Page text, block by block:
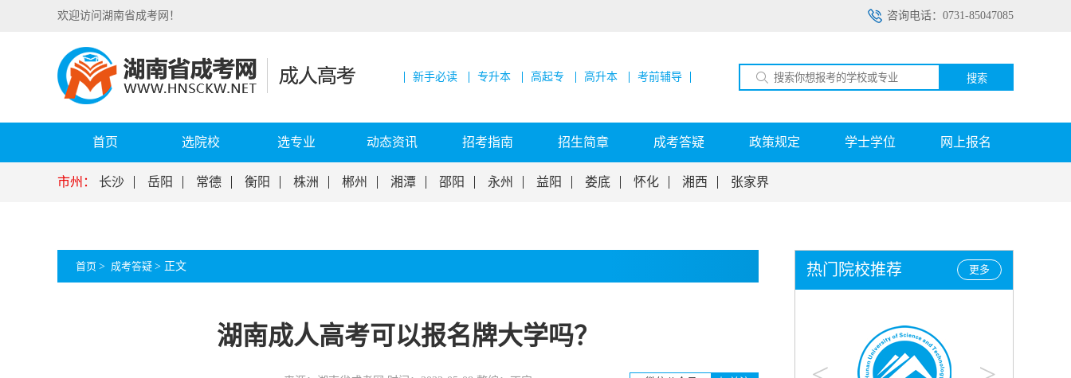
咨询电话：0731-85047085
欢迎访问湖南省成考网！
新手必读 专升本 高起专 高升本 考前辅导 搜索
首页 选院校 选专业 动态资讯 招考指南 招生简章 成考答疑 政策规定 学士学位 网上报名
市州： 长沙 岳阳 常德 衡阳 株洲 郴州 湘潭 邵阳 永州 益阳 娄底 怀化 湘西 张家界
首页 > 成考答疑 > 正文
湖南成人高考可以报名牌大学吗？
更多
热门院校推荐